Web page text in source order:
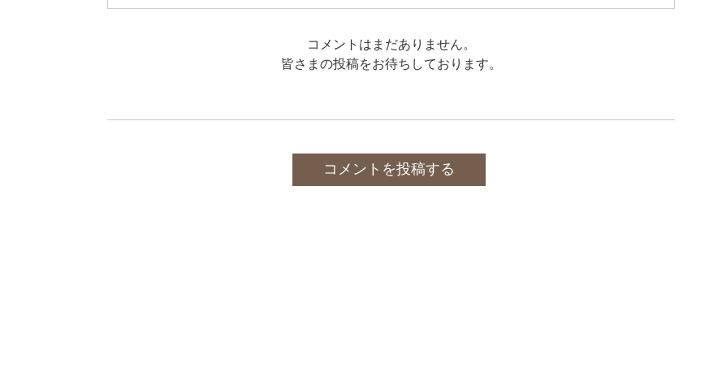
・特定化学物質及び四アルキル鉛等作業主任者
▲上記のものの他、詳細不明なものが２点ほど
コメントはまだありません。
皆さまの投稿をお待ちしております。
コメントを投稿する